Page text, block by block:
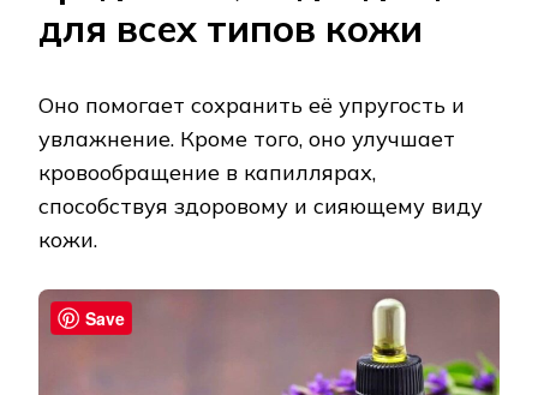
для всех типов кожи
Оно помогает сохранить её упругость и
увлажнение. Кроме того, оно улучшает
кровообращение в капиллярах,
способствуя здоровому и сияющему виду
кожи.
Save